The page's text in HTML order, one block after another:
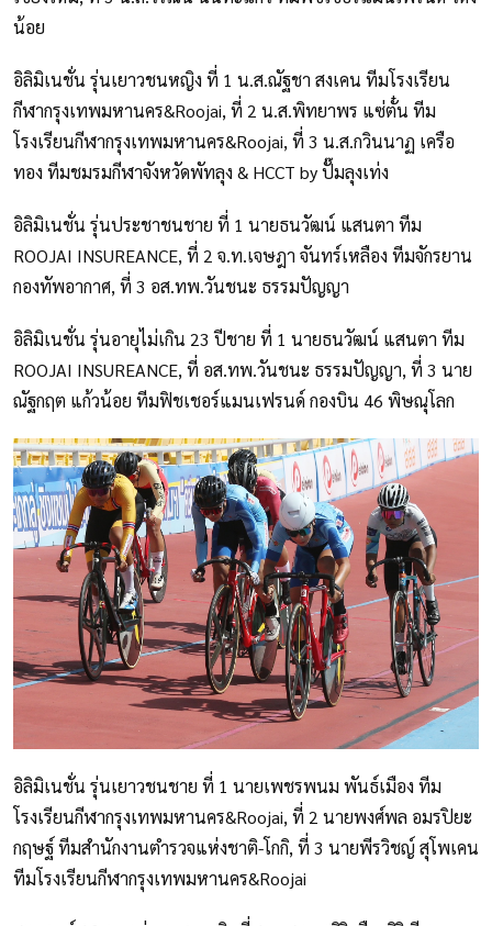
น้อย
อิลิมิเนชั่น รุ่นเยาวชนหญิง ที่ 1 น.ส.ณัฐชา สงเคน ทีมโรงเรียน
กีฬากรุงเทพมหานคร&Roojai, ที่ 2 น.ส.พิทยาพร แซ่ตั๋น ทีม
โรงเรียนกีฬากรุงเทพมหานคร&Roojai, ที่ 3 น.ส.กวินนาฏ เครือ
ทอง ทีมชมรมกีฬาจังหวัดพัทลุง & HCCT by ปั๊มลุงเท่ง
อิลิมิเนชั่น รุ่นประชาชนชาย ที่ 1 นายธนวัฒน์ แสนตา ทีม
ROOJAI INSUREANCE, ที่ 2 จ.ท.เจษฎา จันทร์เหลือง ทีมจักรยาน
กองทัพอากาศ, ที่ 3 อส.ทพ.วันชนะ ธรรมปัญญา
อิลิมิเนชั่น รุ่นอายุไม่เกิน 23 ปีชาย ที่ 1 นายธนวัฒน์ แสนตา ทีม
ROOJAI INSUREANCE, ที่ อส.ทพ.วันชนะ ธรรมปัญญา, ที่ 3 นาย
ณัฐกฤต แก้วน้อย ทีมฟิชเชอร์แมนเฟรนด์ กองบิน 46 พิษณุโลก
อิลิมิเนชั่น รุ่นเยาวชนชาย ที่ 1 นายเพชรพนม พันธ์เมือง ทีม
โรงเรียนกีฬากรุงเทพมหานคร&Roojai, ที่ 2 นายพงศ์พล อมรปิยะ
กฤษฐ์ ทีมสำนักงานตำรวจแห่งชาติ-โกกิ, ที่ 3 นายพีรวิชญ์ สุโพเคน
ทีมโรงเรียนกีฬากรุงเทพมหานคร&Roojai